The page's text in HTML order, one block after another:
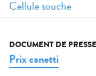
DOCUMENT DE PRESSE
Prix canetti